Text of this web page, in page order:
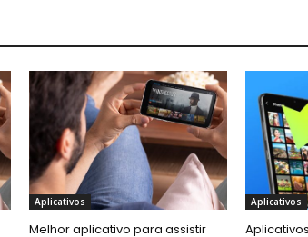
Aplicativos
Melhor aplicativo para assistir
Aplicativos